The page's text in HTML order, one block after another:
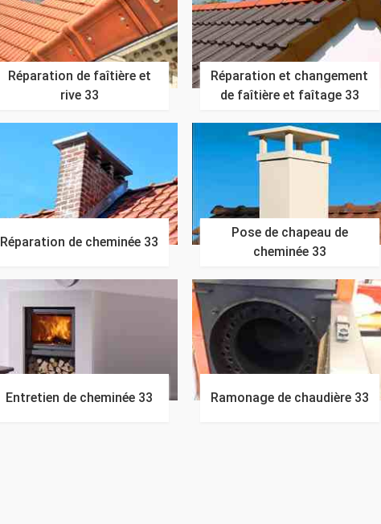
Réparation de faîtière et
rive 33
Réparation et changement
de faîtière et faîtage 33
Réparation de cheminée 33
Pose de chapeau de
cheminée 33
Entretien de cheminée 33 Ramonage de chaudière 33